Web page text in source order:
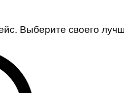
Выберите своего